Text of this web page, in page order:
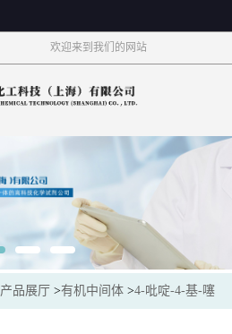
欢迎来到我们的网站
产品展厅 >有机中间体 >4-吡啶-4-基-噻